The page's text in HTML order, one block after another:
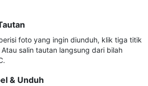
foto yang ingin diunduh, klik tiga titik
Atau salin tautan langsung dari bilah
& Unduh